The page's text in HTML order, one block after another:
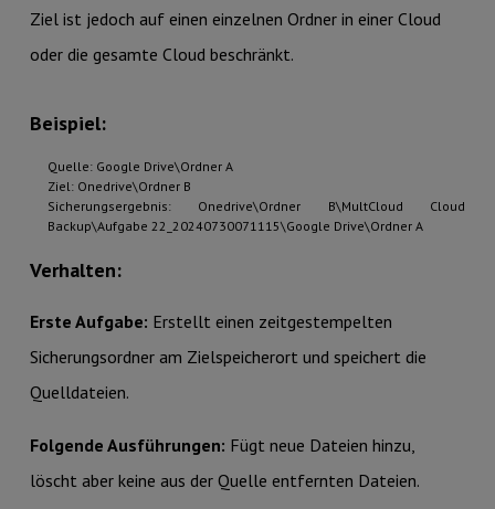
Ziel ist jedoch auf einen einzelnen Ordner in einer Cloud
oder die gesamte Cloud beschränkt.
Beispiel:
Quelle: Google Drive\Ordner A
Ziel: Onedrive\Ordner B
Sicherungsergebnis: Onedrive\Ordner B\MultCloud Cloud
Backup\Aufgabe 22_20240730071115\Google Drive\Ordner A
Verhalten:
Erste Aufgabe: Erstellt einen zeitgestempelten
Sicherungsordner am Zielspeicherort und speichert die
Quelldateien.
Folgende Ausführungen: Fügt neue Dateien hinzu,
löscht aber keine aus der Quelle entfernten Dateien.